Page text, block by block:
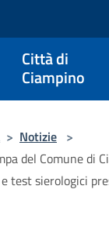
Città di
Ciampino
> Notizie >
del Comune di
test sierologici